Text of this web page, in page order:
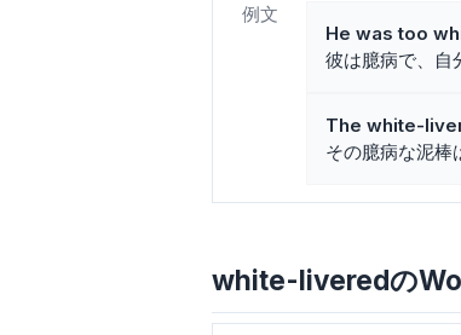
例文
He was too
彼は臆病で、自
The white-
その臆病な泥棒
white-liveredの